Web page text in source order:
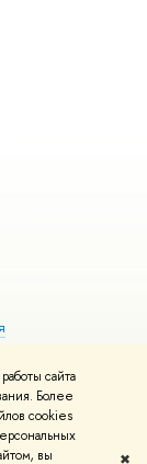
сайта
Более
cookies
вы ✖